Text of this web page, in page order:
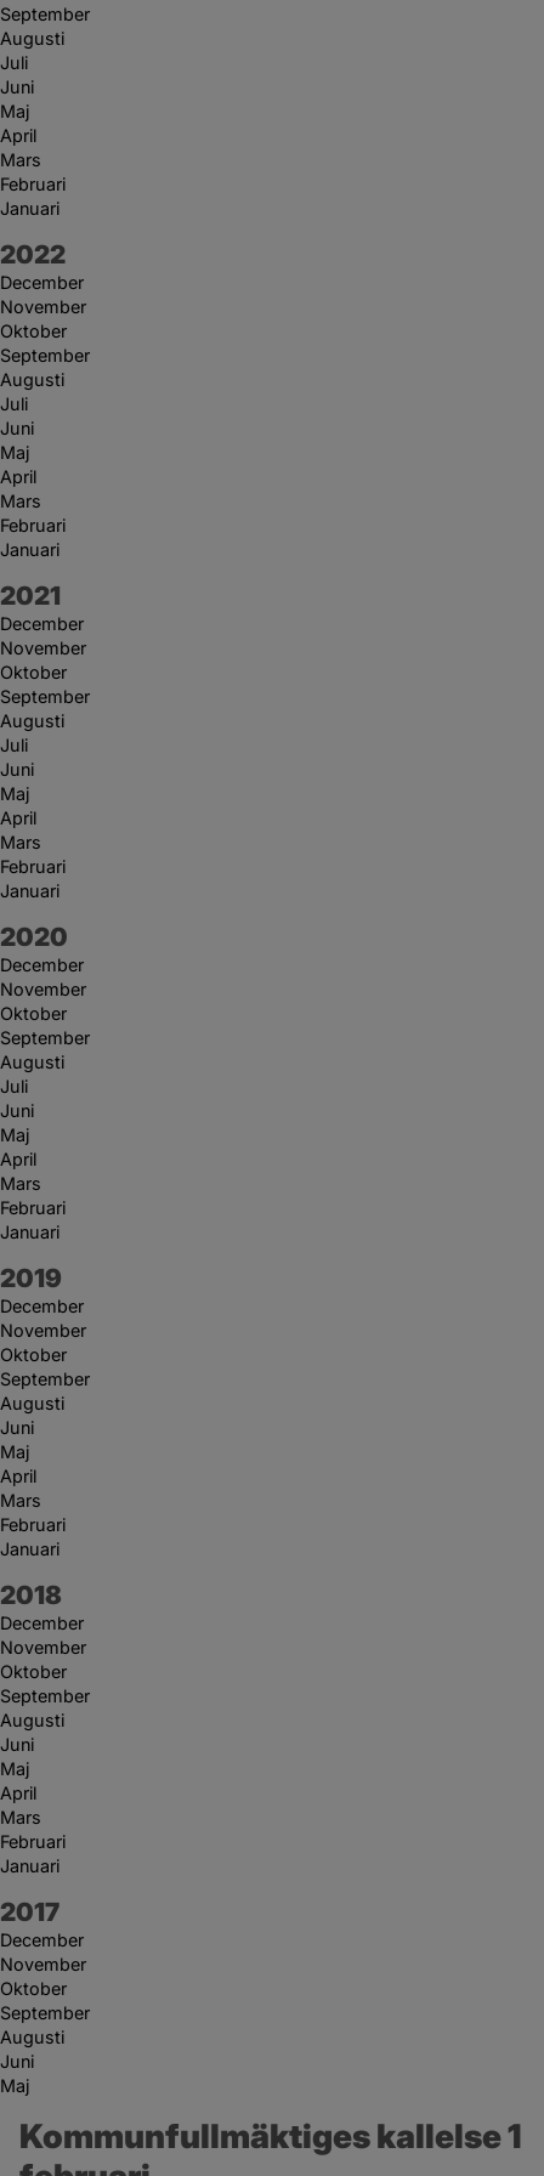
September
Augusti
Juli
Juni
Maj
April
Mars
Februari
Januari
År:
2022
December
November
Oktober
September
Augusti
Juli
Juni
Maj
April
Mars
Februari
Januari
År:
2021
December
November
Oktober
September
Augusti
Juli
Juni
Maj
April
Mars
Februari
Januari
År:
2020
December
November
Oktober
September
Augusti
Juli
Juni
Maj
April
Mars
Februari
Januari
År:
2019
December
November
Oktober
September
Augusti
Juni
Maj
April
Mars
Februari
Januari
År:
2018
December
November
Oktober
September
Augusti
Juni
Maj
April
Mars
Februari
Januari
År:
2017
December
November
Oktober
September
Augusti
Juni
Maj
Kommunfullmäktiges kallelse 1